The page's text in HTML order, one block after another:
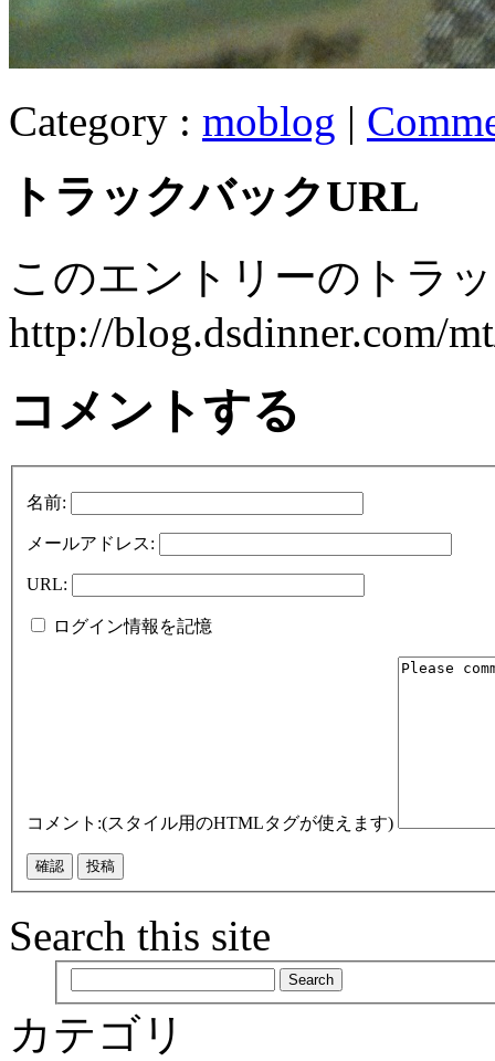
Category : moblog |
トラックバックURL
このエントリーのトラ
http://blog.dsdinner.com/
コメントする
名前:
メールアドレス:
URL:
ログイン情報を記憶
コメント:(スタイル用のHTMLタグが使えます)
Search this site
カテゴリ